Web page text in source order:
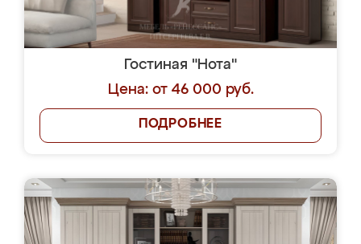
Гостиная "Нота"
Цена: от 46 000 руб.
ПОДРОБНЕЕ